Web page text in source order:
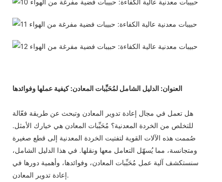
العنوان: الدليل الشامل لمُحَبِّبات المعادن: كيفية عملها وفوائدها
هل تعمل في مجال إعادة تدوير المعادن وتبحث عن طريقة فعّالة
للتخلص من الخردة المعدنية؟ مُحَبِّبات المعادن هي خيارك الأمثل.
صُممت هذه الآلات القوية لتفتيت الخردة المعدنية إلى قطع صغيرة
ومتجانسة، مما يُسهّل التعامل معها ونقلها. في هذا الدليل الشامل،
سنستكشف آلية عمل مُحَبِّبات المعادن، وفوائدها، وأهمية دورها في
إعادة تدوير المعادن.